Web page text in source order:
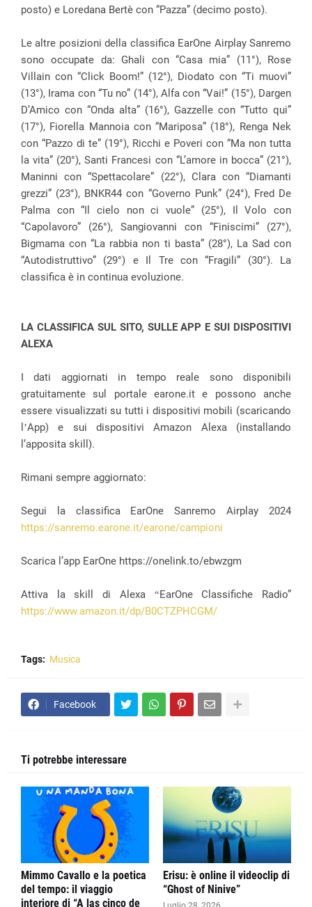
posto) e Loredana Bertè con “Pazza” (decimo posto).
Le altre posizioni della classifica EarOne Airplay Sanremo
sono occupate da: Ghali con “Casa mia” (11°), Rose
Villain con “Click Boom!” (12°), Diodato con “Ti muovi”
(13°), Irama con “Tu no” (14°), Alfa con “Vai!” (15°), Dargen
D’Amico con “Onda alta” (16°), Gazzelle con “Tutto qui”
(17°), Fiorella Mannoia con “Mariposa” (18°), Renga Nek
con “Pazzo di te” (19°), Ricchi e Poveri con “Ma non tutta
la vita” (20°), Santi Francesi con “L’amore in bocca” (21°),
Maninni con “Spettacolare” (22°), Clara con “Diamanti
grezzi” (23°), BNKR44 con “Governo Punk” (24°), Fred De
Palma con “Il cielo non ci vuole” (25°), Il Volo con
“Capolavoro” (26°), Sangiovanni con “Finiscimi” (27°),
Bigmama con “La rabbia non ti basta” (28°), La Sad con
“Autodistruttivo” (29°) e Il Tre con “Fragili” (30°). La
classifica è in continua evoluzione.
LA CLASSIFICA SUL SITO, SULLE APP E SUI DISPOSITIVI
ALEXA
I dati aggiornati in tempo reale sono disponibili
gratuitamente sul portale earone.it e possono anche
essere visualizzati su tutti i dispositivi mobili (scaricando
’App) e sui dispositivi Amazon Alexa (installando
l’apposita skill).
Rimani sempre aggiornato:
Segui la classifica EarOne Sanremo Airplay 2024
https://sanremo.earone.it/earone/campioni
Scarica l’app EarOne https://onelink.to/ebwzgm
Attiva la skill di Alexa “EarOne Classifiche Radio”
https://www.amazon.it/dp/B0CTZPHCGM/
Tags: Musica
Facebook
Ti potrebbe interessare
Mimmo Cavallo e la poetica
del tempo: il viaggio
interiore di “A las çinco de
Erisu: è online il videoclip di
“Ghost of Ninive”